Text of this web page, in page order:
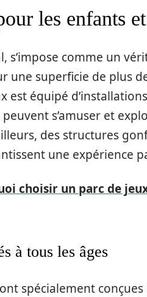
les enfants
s’impose comme un
une superficie de plus
est équipé
s’amuser et
des structures
une expérience
choisir un parc de
à tous les âges
spécialement